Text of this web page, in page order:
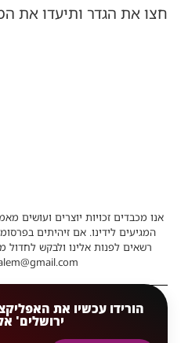
חצו את הגדר ותיעדו את
אנו מכבדים זכויות יוצרים ועושים
המגיעים לידינו. אם זיהיתים
רשאים לפנות אלינו ולבקש
הורידו עכשיו את
ירושלים'